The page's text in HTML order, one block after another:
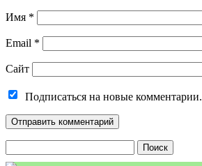
Имя *
Email *
Сайт
Подписаться на новые комментарии.